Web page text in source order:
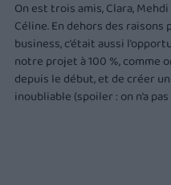
On est trois amis, Clara,
Céline. En dehors des raisons
business, c’était aussi
notre projet à 100 %, comme
depuis le début, et de créer
inoubliable (spoiler : on n’a